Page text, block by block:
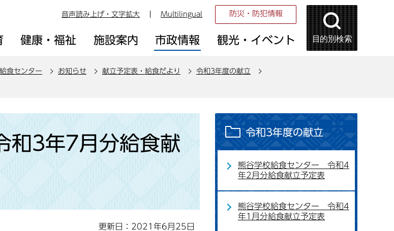
音声読み上げ・文字拡大 Multilingual 防災・防犯情報
健康・福祉 施設案内 市政情報 観光・イベント 目的別検索
食センター お知らせ 献立予定表・給食だより
令和3年度の献立
3年7月分給食献
更新日：2021年6月25日
令和3年度の献立
熊谷学校給食センター 令和4
年2月分給食献立予定表
熊谷学校給食センター 令和4
年1月分給食献立予定表